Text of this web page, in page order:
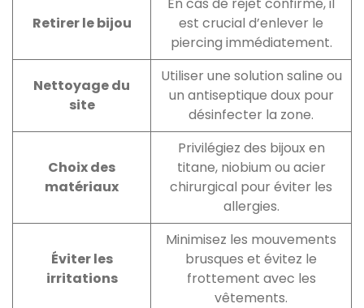
Retirer le bijou
est crucial d’enlever le
piercing immédiatement.
Nettoyage du
site
Utiliser une solution saline ou
un antiseptique doux pour
désinfecter la zone.
Choix des
matériaux
Privilégiez des bijoux en
titane, niobium ou acier
chirurgical pour éviter les
allergies.
Éviter les
irritations
Minimisez les mouvements
brusques et évitez le
frottement avec les
vêtements.